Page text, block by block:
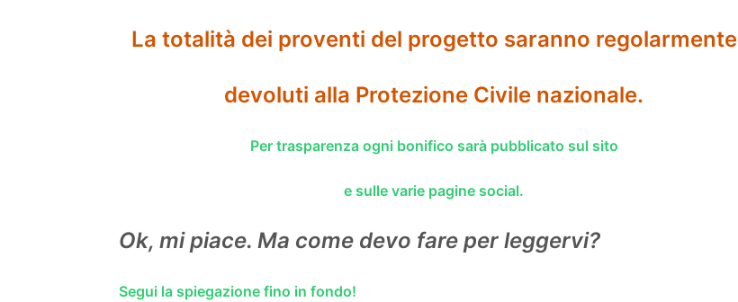
La totalità dei proventi del progetto saranno regolarmente
devoluti alla Protezione Civile nazionale.
Per trasparenza ogni bonifico sarà pubblicato sul sito
e sulle varie pagine social.
Ok, mi piace. Ma come devo fare per leggervi?
Segui la spiegazione fino in fondo!